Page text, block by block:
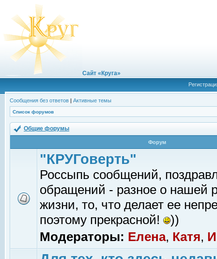
Сайт «Круга»
Сообщения без ответов | Активные темы
Список форумов
Общие форумы
Форум
"КРУГоверть"
Россыпь сообщений,
обращений - разное о нашей
жизни, то, что делает ее
поэтому прекрасной!
))
Модераторы: Елена, Катя,